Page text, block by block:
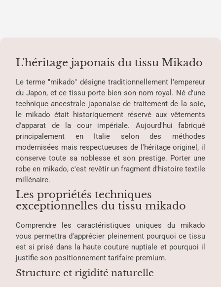
L'héritage japonais du tissu Mikado
Le terme "mikado" désigne traditionnellement l'empereur
du Japon, et ce tissu porte bien son nom royal. Né d'une
technique ancestrale japonaise de traitement de la soie,
le mikado était historiquement réservé aux vêtements
d'apparat de la cour impériale. Aujourd'hui fabriqué
principalement en Italie selon des méthodes
modernisées mais respectueuses de l'héritage originel, il
conserve toute sa noblesse et son prestige. Porter une
robe en mikado, c'est revêtir un fragment d'histoire textile
millénaire.
Les propriétés techniques
exceptionnelles du tissu mikado
Comprendre les caractéristiques uniques du mikado
vous permettra d'apprécier pleinement pourquoi ce tissu
est si prisé dans la haute couture nuptiale et pourquoi il
justifie son positionnement tarifaire premium.
Structure et rigidité naturelle